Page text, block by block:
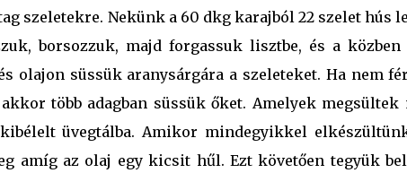
szeletekre. Nekünk a 60 dkg karajból 22 szelet hús
borsozzuk, majd forgassuk lisztbe, és a közben
olajon süssük aranysárgára a szeleteket. Ha nem
több adagban süssük őket. Amelyek megsültek
üvegtálba. Amikor mindegyikkel
amíg az olaj egy kicsit hűl. Ezt követően tegyük